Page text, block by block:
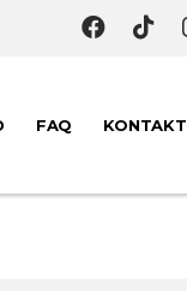
FAQ KONTAKT